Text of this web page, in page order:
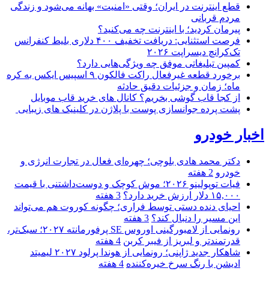
قطع اینترنت در ایران؛ وقتی «امنیت» بهانه می‌شود و زندگی
مردم قربانی
پیرمان کردید؛ با اینترنت چه می‌کنید؟
فرصت استثنایی: دریافت تخفیف ۴۰۰ دلاری بلیط کنفرانس
تک‌کرانچ دیسراپت ۲۰۲۶
کمپین تبلیغاتی موفق چه ویژگی‌هایی دارد؟
برخورد قطعه غیرفعال راکت فالکون ۹ اسپیس ایکس به کره
ماه؛ زمان و جزئیات دقیق حادثه
از کجا قاب گوشی بخریم؟ کانال های خرید قاب موبایل
پشت پرده جوانسازی پوست با پلاژن در کلینیک های زیبایی
اخبار خودرو
دکتر محمد هادی بلوچی؛ چهره‌ای فعال در تجارت انرژی و
خودرو 2 هفته
فیات توپولینو ۲۰۲۶؛ موش کوچک و دوست‌داشتنی با قیمت
۱۵,۰۰۰ دلار ارزش خرید دارد؟
3 هفته
احیای دنده دستی توسط فراری؛ چگونه کوروت هم می‌تواند
این مسیر را دنبال کند؟ 3 هفته
رونمایی از لامبورگینی اوروس SE پرفورمانته ۲۰۲۷؛ سبک‌تر،
قدرتمندتر و لبریز از فیبر کربن 4 هفته
شاهکار جدید ژاپنی؛ رونمایی از هوندا پرلود ۲۰۲۷ لیمیتد
ادیشن با رنگ سرخ خیره‌کننده 4 هفته